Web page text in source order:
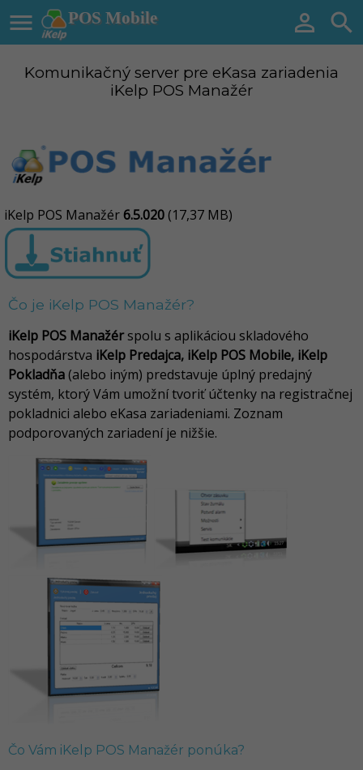
POS Mobile
  
Komunikačný server pre eKasa zariadenia
iKelp POS Manažér
iKelp POS Manažér6.5.020(17,37 MB)
Čo je iKelp POS Manažér?
iKelp POS Manažérspolu s aplikáciou skladového
hospodárstva iKelp Predajca, iKelp POS Mobile, iKelp
Pokladňa(alebo iným) predstavuje úplný predajný
systém, ktorý Vám umožní tvoriť účtenky na registračnej
pokladnici alebo eKasa zariadeniami. Zoznam
podporovaných zariadení je nižšie.
Čo Vám iKelp POS Manažér ponúka?